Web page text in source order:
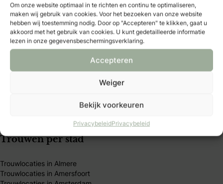
Om onze website optimaal in te richten en continu te optimaliseren,
maken wij gebruik van cookies. Voor het bezoeken van onze website
hebben wij toestemming nodig. Door op "Accepteren" te klikken, gaat u
akkoord met het gebruik van cookies. U kunt gedetailleerde informatie
lezen in onze gegevensbeschermingsverklaring.
Accepteren
Weiger
Bekijk voorkeuren
PrivacybeleidPrivacybeleid
Bruidmedia
Trouwexperts – business login
Adverteren
Trouwen per stad
Trouwlocaties in Almere
Trouwlocaties in Amersfoort